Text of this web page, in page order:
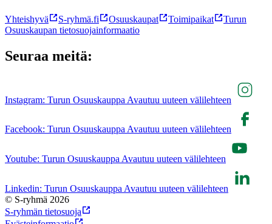
Yhteishyvä S-ryhmä.fi Osuuskaupat Toimipaikat
Turun
Osuuskaupan tietosuojainformaatio
Seuraa meitä:
Instagram: Turun Osuuskauppa Avautuu uuteen välilehteen
Facebook: Turun Osuuskauppa Avautuu uuteen välilehteen
Youtube: Turun Osuuskauppa Avautuu uuteen välilehteen
Linkedin: Turun Osuuskauppa Avautuu uuteen välilehteen
© S-ryhmä 2026
S-ryhmän tietosuoja